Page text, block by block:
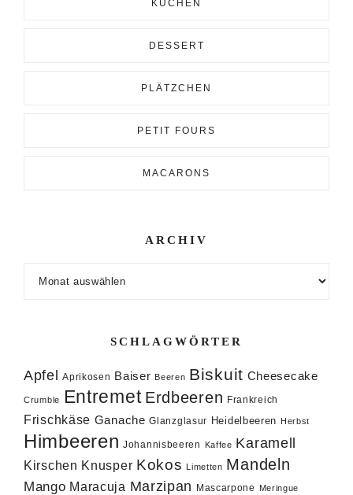
KUCHEN
DESSERT
PLÄTZCHEN
PETIT FOURS
MACARONS
ARCHIV
SCHLAGWÖRTER
Apfel Aprikosen Baiser Beeren Biskuit Cheesecake
Crumble Entremet Erdbeeren Frankreich
Frischkäse Ganache Glanzglasur Heidelbeeren Herbst
Himbeeren Johannisbeeren Kaffee Karamell
Kirschen Knusper Kokos Limetten Mandeln
Mango Maracuja Marzipan Mascarpone Meringue